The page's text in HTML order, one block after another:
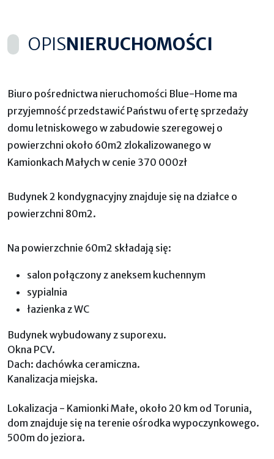
OPISNIERUCHOMOŚCI
Biuro pośrednictwa nieruchomości Blue-Home ma
przyjemność przedstawić Państwu ofertę sprzedaży
domu letniskowego w zabudowie szeregowej o
powierzchni około 60m2 zlokalizowanego w
Kamionkach Małych w cenie 370 000zł
Budynek 2 kondygnacyjny znajduje się na działce o
powierzchni 80m2.
Na powierzchnie 60m2 składają się:
salon połączony z aneksem kuchennym
sypialnia
łazienka z WC
Budynek wybudowany z suporexu.
Okna PCV.
Dach: dachówka ceramiczna.
Kanalizacja miejska.
Lokalizacja - Kamionki Małe, około 20 km od Torunia,
dom znajduje się na terenie ośrodka wypoczynkowego.
500m do jeziora.